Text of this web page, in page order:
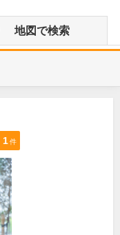
地図で検索
1件